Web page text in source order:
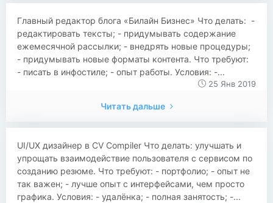
Главный редактор блога «Билайн Бизнес» Что делать: -
редактировать тексты; - придумывать содержание
ежемесячной рассылки; - внедрять новые процедуры;
- придумывать новые форматы контента. Что требуют:
- писать в инфостиле; - опыт работы. Условия: -...
25 Янв 2019
Читать дальше
UI/UX дизайнер в CV Compiler Что делать: улучшать и
упрощать взаимодействие пользователя с сервисом по
созданию резюме. Что требуют: - портфолио; - опыт не
так важен; - лучше опыт с интерфейсами, чем просто
графика. Условия: - удалёнка; - полная занятость; -...